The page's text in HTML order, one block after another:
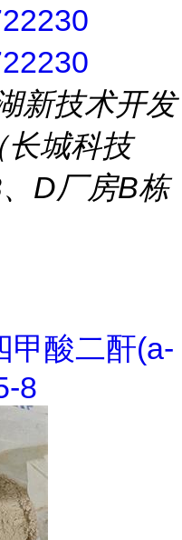
新技术开发
长城科技
D厂房B栋
甲酸二酐(a-
8